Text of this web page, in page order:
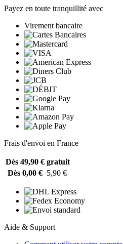
Payez en toute tranquillité avec
Virement bancaire
Frais d'envoi en France
Dès 49,90 € gratuit
Dès 0,00 € 5,90 €
Aide & Support